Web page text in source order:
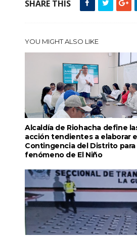
SHARE THIS
YOU MIGHT ALSO LIKE
Alcaldía de Riohacha define
acción tendientes a elaborar
Contingencia del Distrito
fenómeno de El Niño